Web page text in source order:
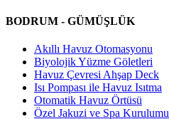
BODRUM - GÜMÜŞLÜK
Akıllı Havuz Otomasyonu
Biyolojik Yüzme Göletleri
Havuz Çevresi Ahşap Deck
Isı Pompası ile Havuz Isıtma
Otomatik Havuz Örtüsü
Özel Jakuzi ve Spa Kurulumu